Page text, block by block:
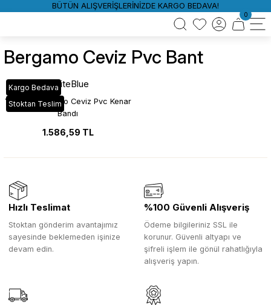
BÜTÜN ALIŞVERİŞLERİNİZDE KARGO BEDAVA!
0
Bergamo Ceviz Pvc Bant
Kargo Bedava
Stoktan Teslim
WhiteBlue
YT_10G Bergamo Ceviz Pvc Kenar
Bandı
1.586,59 TL
Hızlı Teslimat
Stoktan gönderim avantajımız
sayesinde beklemeden işinize
devam edin.
%100 Güvenli Alışveriş
Ödeme bilgileriniz SSL ile
korunur. Güvenli altyapı ve
şifreli işlem ile gönül rahatlığıyla
alışveriş yapın.